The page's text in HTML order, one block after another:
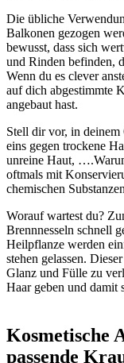
Die übliche
Balkonen gezogen
bewusst, dass sich
und Rinden befinden,
Wenn du es clever
auf dich abgestimmte
angebaut hast.
Stell dir vor, in
eins gegen trockene
unreine Haut,
oftmals mit
chemischen
Worauf wartest du?
Brennnesseln schnell
Heilpflanze werden
stehen gelassen.
Glanz und Fülle zu
Haar geben und damit
Kosmetische
passende